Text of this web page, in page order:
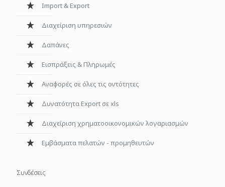
Ιmport & Εxport
Διαχείριση υπηρεσιών
Δαπάνες
Εισπράξεις & Πληρωμές
Αναφορές σε όλες τις οντότητες
Δυνατότητα Export σε xls
Διαχείριση χρηματοοικονομικών λογαριασμών
Εμβάσματα πελατών - προμηθευτών
Συνδέσεις